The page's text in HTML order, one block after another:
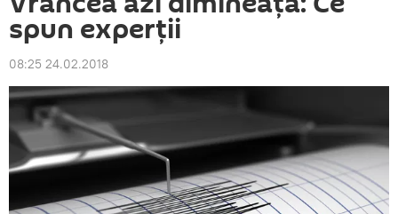
spun experţii
08:25 24.02.2018